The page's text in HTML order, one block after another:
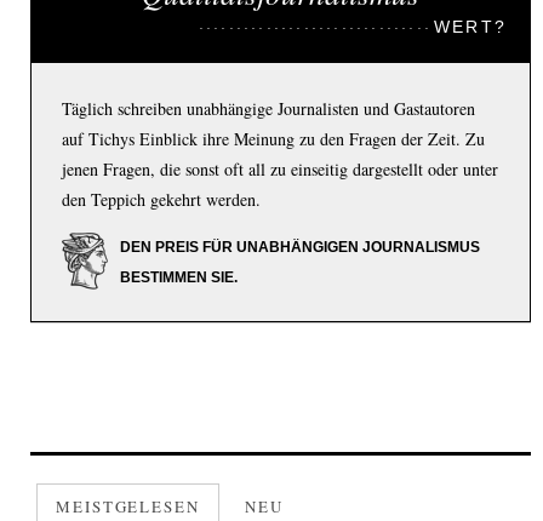
WERT?
Täglich schreiben unabhängige Journalisten und Gastautoren
auf Tichys Einblick ihre Meinung zu den Fragen der Zeit. Zu
jenen Fragen, die sonst oft all zu einseitig dargestellt oder unter
den Teppich gekehrt werden.
DEN PREIS FÜR UNABHÄNGIGEN JOURNALISMUS
BESTIMMEN SIE.
MEISTGELESEN NEU